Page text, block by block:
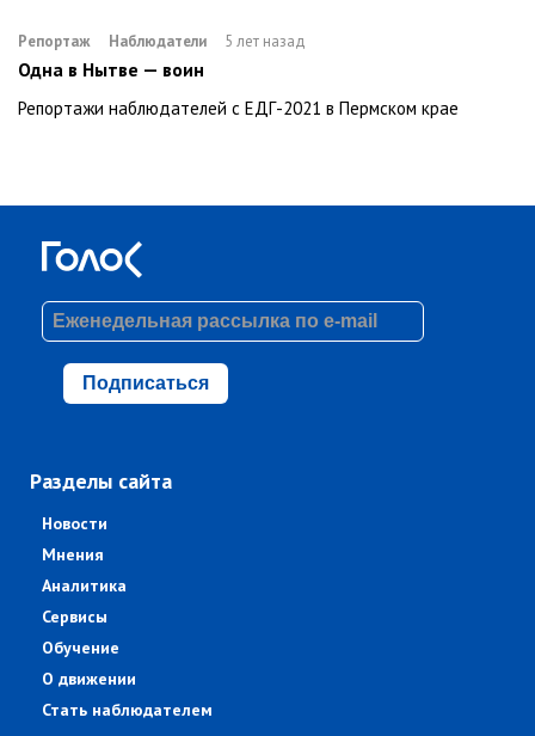
Репортаж Наблюдатели 5 лет назад
Одна в Нытве — воин
Репортажи наблюдателей с ЕДГ-2021 в Пермском крае
Подписаться
Разделы сайта
Новости
Мнения
Аналитика
Сервисы
Обучение
О движении
Стать наблюдателем